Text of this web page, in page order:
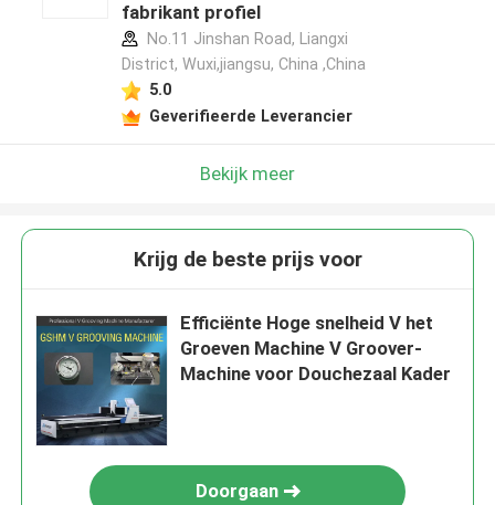
fabrikant profiel
No.11 Jinshan Road, Liangxi
District, Wuxi,jiangsu, China ,China
5.0
Geverifieerde Leverancier
Bekijk meer
Krijg de beste prijs voor
Efficiënte Hoge snelheid V het
Groeven Machine V Groover-
Machine voor Douchezaal Kader
Doorgaan